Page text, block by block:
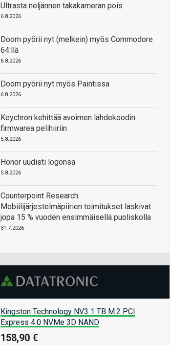
Ultrasta neljännen takakameran pois
6.8.2026
Doom pyörii nyt (melkein) myös Commodore
64:llä
6.8.2026
Doom pyörii nyt myös Paintissa
6.8.2026
Keychron kehittää avoimen lähdekoodin
firmwarea pelihiiriin
5.8.2026
Honor uudisti logonsa
5.8.2026
Counterpoint Research:
Mobiilijärjestelmäpiirien toimitukset laskivat
jopa 15 % vuoden ensimmäisellä puoliskolla
31.7.2026
Kingston Technology NV3 1 TB M.2 PCI
Express 4.0 NVMe 3D NAND
158,90 €